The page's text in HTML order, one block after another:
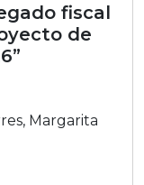
fiscal
de
Margarita